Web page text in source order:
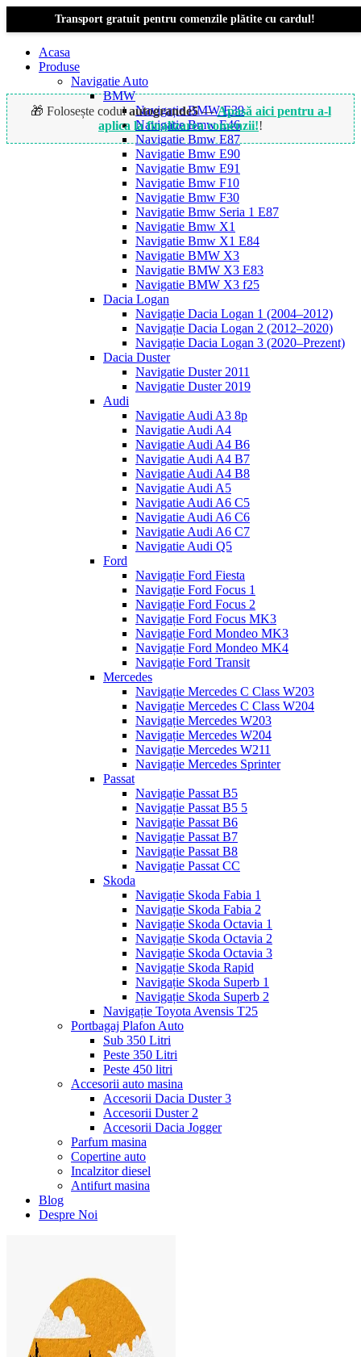
Transport gratuit pentru comenzile plătite cu cardul!
Acasa
Produse
Navigatie Auto
BMW
Navigație BMW E39
Navigatie Bmw E46
Navigatie Bmw E87
Navigatie Bmw E90
Navigatie Bmw E91
Navigatie Bmw F10
Navigatie Bmw F30
Navigatie Bmw Seria 1 E87
Navigatie Bmw X1
Navigatie Bmw X1 E84
Navigatie BMW X3
Navigatie BMW X3 E83
Navigatie BMW X3 f25
Dacia Logan
Navigație Dacia Logan 1 (2004–2012)
Navigație Dacia Logan 2 (2012–2020)
Navigație Dacia Logan 3 (2020–Prezent)
Dacia Duster
Navigatie Duster 2011
Navigatie Duster 2019
Audi
Navigatie Audi A3 8p
Navigatie Audi A4
Navigatie Audi A4 B6
Navigatie Audi A4 B7
Navigatie Audi A4 B8
Navigatie Audi A5
Navigatie Audi A6 C5
Navigatie Audi A6 C6
Navigatie Audi A6 C7
Navigatie Audi Q5
Ford
Navigație Ford Fiesta
Navigație Ford Focus 1
Navigație Ford Focus 2
Navigație Ford Focus MK3
Navigație Ford Mondeo MK3
Navigație Ford Mondeo MK4
Navigație Ford Transit
Mercedes
Navigație Mercedes C Class W203
Navigație Mercedes C Class W204
Navigație Mercedes W203
Navigație Mercedes W204
Navigație Mercedes W211
Navigație Mercedes Sprinter
Passat
Navigație Passat B5
Navigație Passat B5 5
Navigație Passat B6
Navigație Passat B7
Navigație Passat B8
Navigație Passat CC
Skoda
Navigație Skoda Fabia 1
Navigație Skoda Fabia 2
Navigație Skoda Octavia 1
Navigație Skoda Octavia 2
Navigație Skoda Octavia 3
Navigație Skoda Rapid
Navigație Skoda Superb 1
Navigație Skoda Superb 2
Navigație Toyota Avensis T25
Portbagaj Plafon Auto
Sub 350 Litri
Peste 350 Litri
Peste 450 litri
Accesorii auto masina
Accesorii Dacia Duster 3
Accesorii Duster 2
Accesorii Dacia Jogger
Parfum masina
Copertine auto
Incalzitor diesel
Antifurt masina
Blog
Despre Noi
🎁 Folosește codulautogrande5—Apasă aici pentru a-l
aplica la finalizarea comenzii!!